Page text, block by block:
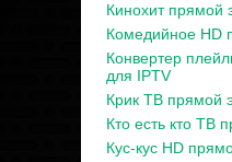
Кинохит прямой
Комедийное HD
Конвертер
для IPTV
Крик ТВ прямой
Кто есть кто ТВ
Кус-кус HD